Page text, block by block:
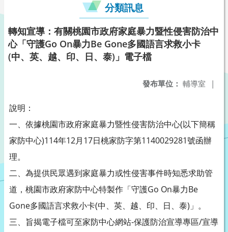
分類訊息
轉知宣導：有關桃園市政府家庭暴力暨性侵害防治中
心「守護Go On暴力Be Gone多國語言求救小卡
(中、英、越、印、日、泰)」電子檔
發布單位： 輔導室 |
說明：
一、依據桃園市政府家庭暴力暨性侵害防治中心(以下簡稱
家防中心)114年12月17日桃家防字第1140029281號函辦
理。
二、為提供民眾遇到家庭暴力或性侵害事件時知悉求助管
道，桃園市政府家防中心特製作「守護Go On暴力Be
Gone多國語言求救小卡(中、英、越、印、日、泰)」。
三、旨揭電子檔可至家防中心網站-保護防治宣導專區/宣導